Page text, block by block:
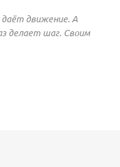
движение. А
делает шаг. Своим